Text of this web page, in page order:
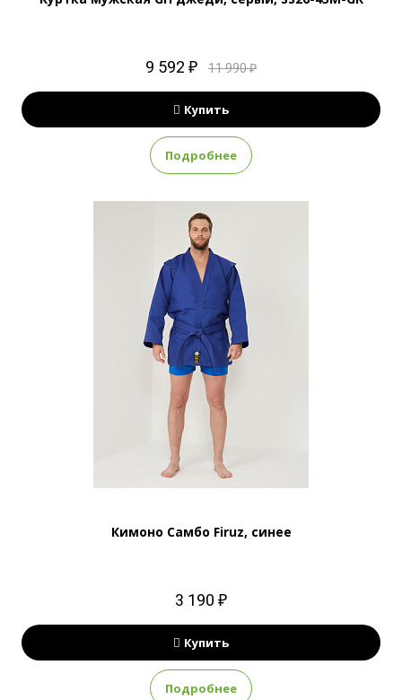
9 592 ₽ 11 990 ₽
Купить
Подробнее
Кимоно Самбо Firuz, синее
3 190 ₽
Купить
Подробнее